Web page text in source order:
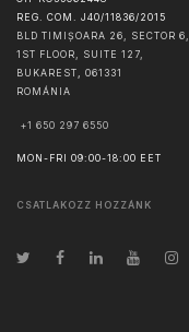
REG. COM. J40/11836/2015
BLD TIMIȘOARA 26, SECTOR 6,
1ST FLOOR, SUITE 127,
BUKAREST, 061331
ROMÁNIA
+1 650 297 6550
MON-FRI 09:00-18:00 EET
CSATLAKOZZ HOZZÁNK